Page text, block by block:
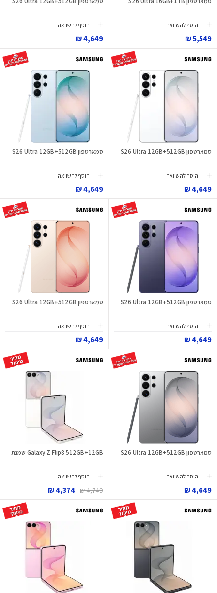
הוסף להשוואה
5,549 ₪
הוסף להשוואה
4,649 ₪
סמארטפון S26 Ultra 12GB+512GB
הוסף להשוואה
4,649 ₪
סמארטפון S26 Ultra 12GB+512GB
הוסף להשוואה
4,649 ₪
סמארטפון S26 Ultra 12GB+512GB
הוסף להשוואה
4,649 ₪
סמארטפון S26 Ultra 12GB+512GB
הוסף להשוואה
4,649 ₪
סמארטפון S26 Ultra 12GB+512GB
הוסף להשוואה
4,649 ₪
Galaxy Z Flip8 512GB+12GB שמנת
הוסף להשוואה
4,749 ₪
4,374 ₪